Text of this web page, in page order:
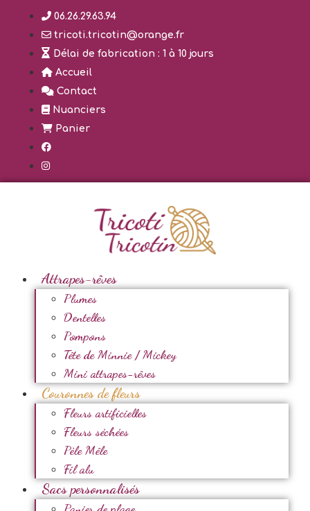
contenu
06.26.29.63.94
tricoti.tricotin@orange.fr
Délai de fabrication : 1 à 10 jours
Accueil
Contact
Nuanciers
Panier
Attrapes-rêves
Plumes
Dentelles
Pompons
Tête de Minnie / Mickey
Mini attrapes-rêves
Couronnes de fleurs
Fleurs artificielles
Fleurs séchées
Pèle Mêle
Fil alu
Sacs personnalisés